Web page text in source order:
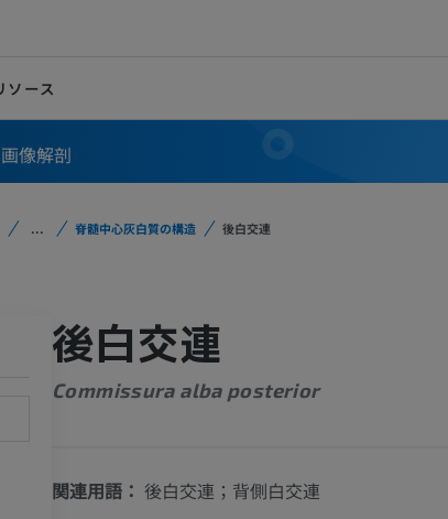
ソース
像解剖
... 脊髄中心灰白質の構造 後白交連
後白交連
Commissura alba posterior
関連用語： 後白交連；背側白交連